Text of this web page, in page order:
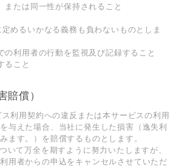
または同⼀性が保持されること
めるいかなる義務も負わないものとしま
の利⽤者の⾏動を監視及び記録すること
ること
賠償）
利⽤契約への違反または本サービスの利⽤
与えた場合、当社に発⽣した損害（逸失利
ます。）を賠償するものとします。
いて万全を期すように努力いたしますが、
用者からの申込をキャンセルさせていただ